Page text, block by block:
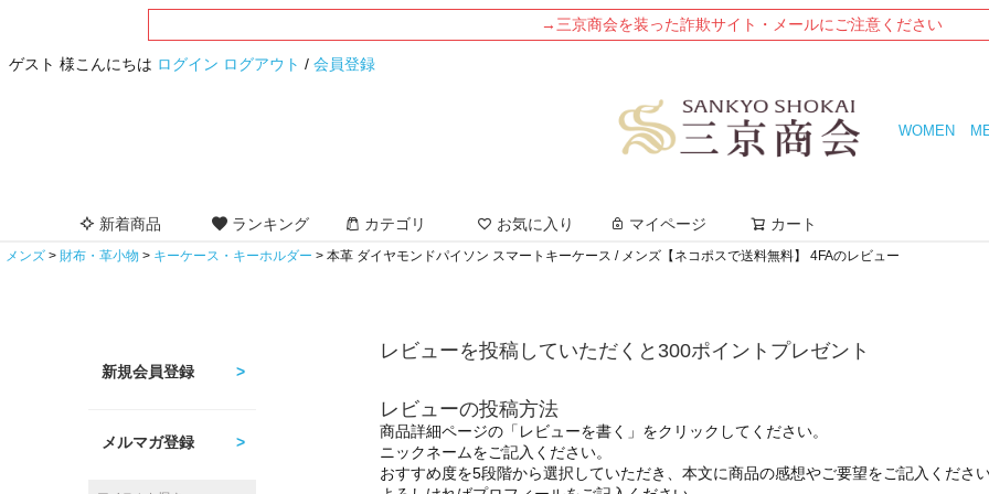
→三京商会を装った詐欺サイト・メールにご注意ください
ゲスト 様こんにちは ログイン ログアウト / 会員登録
WOMEN
新着商品 ランキング カテゴリ お気に入り マイページ カート
メンズ 財布・革小物 キーケース・キーホルダー 本革 ダイヤモンドパイソン スマートキーケース / メンズ【ネコポスで送料無料】 4FAのレビュー
新規会員登録
メルマガ登録
レビューを投稿していただくと300ポイントプレゼント
レビューの投稿方法
商品詳細ページの「レビューを書く」をクリックしてください。
ニックネームをご記入ください。
おすすめ度を5段階から選択していただき、本文に商品の感想やご要望をご記入ください